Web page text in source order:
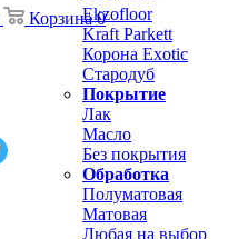
Ekzofloor
Kraft Parkett
Корона Exotic
Стародуб
Покрытие
Лак
Масло
Без покрытия
Обработка
Полуматовая
Матовая
Любая на выбор
Корзина 0